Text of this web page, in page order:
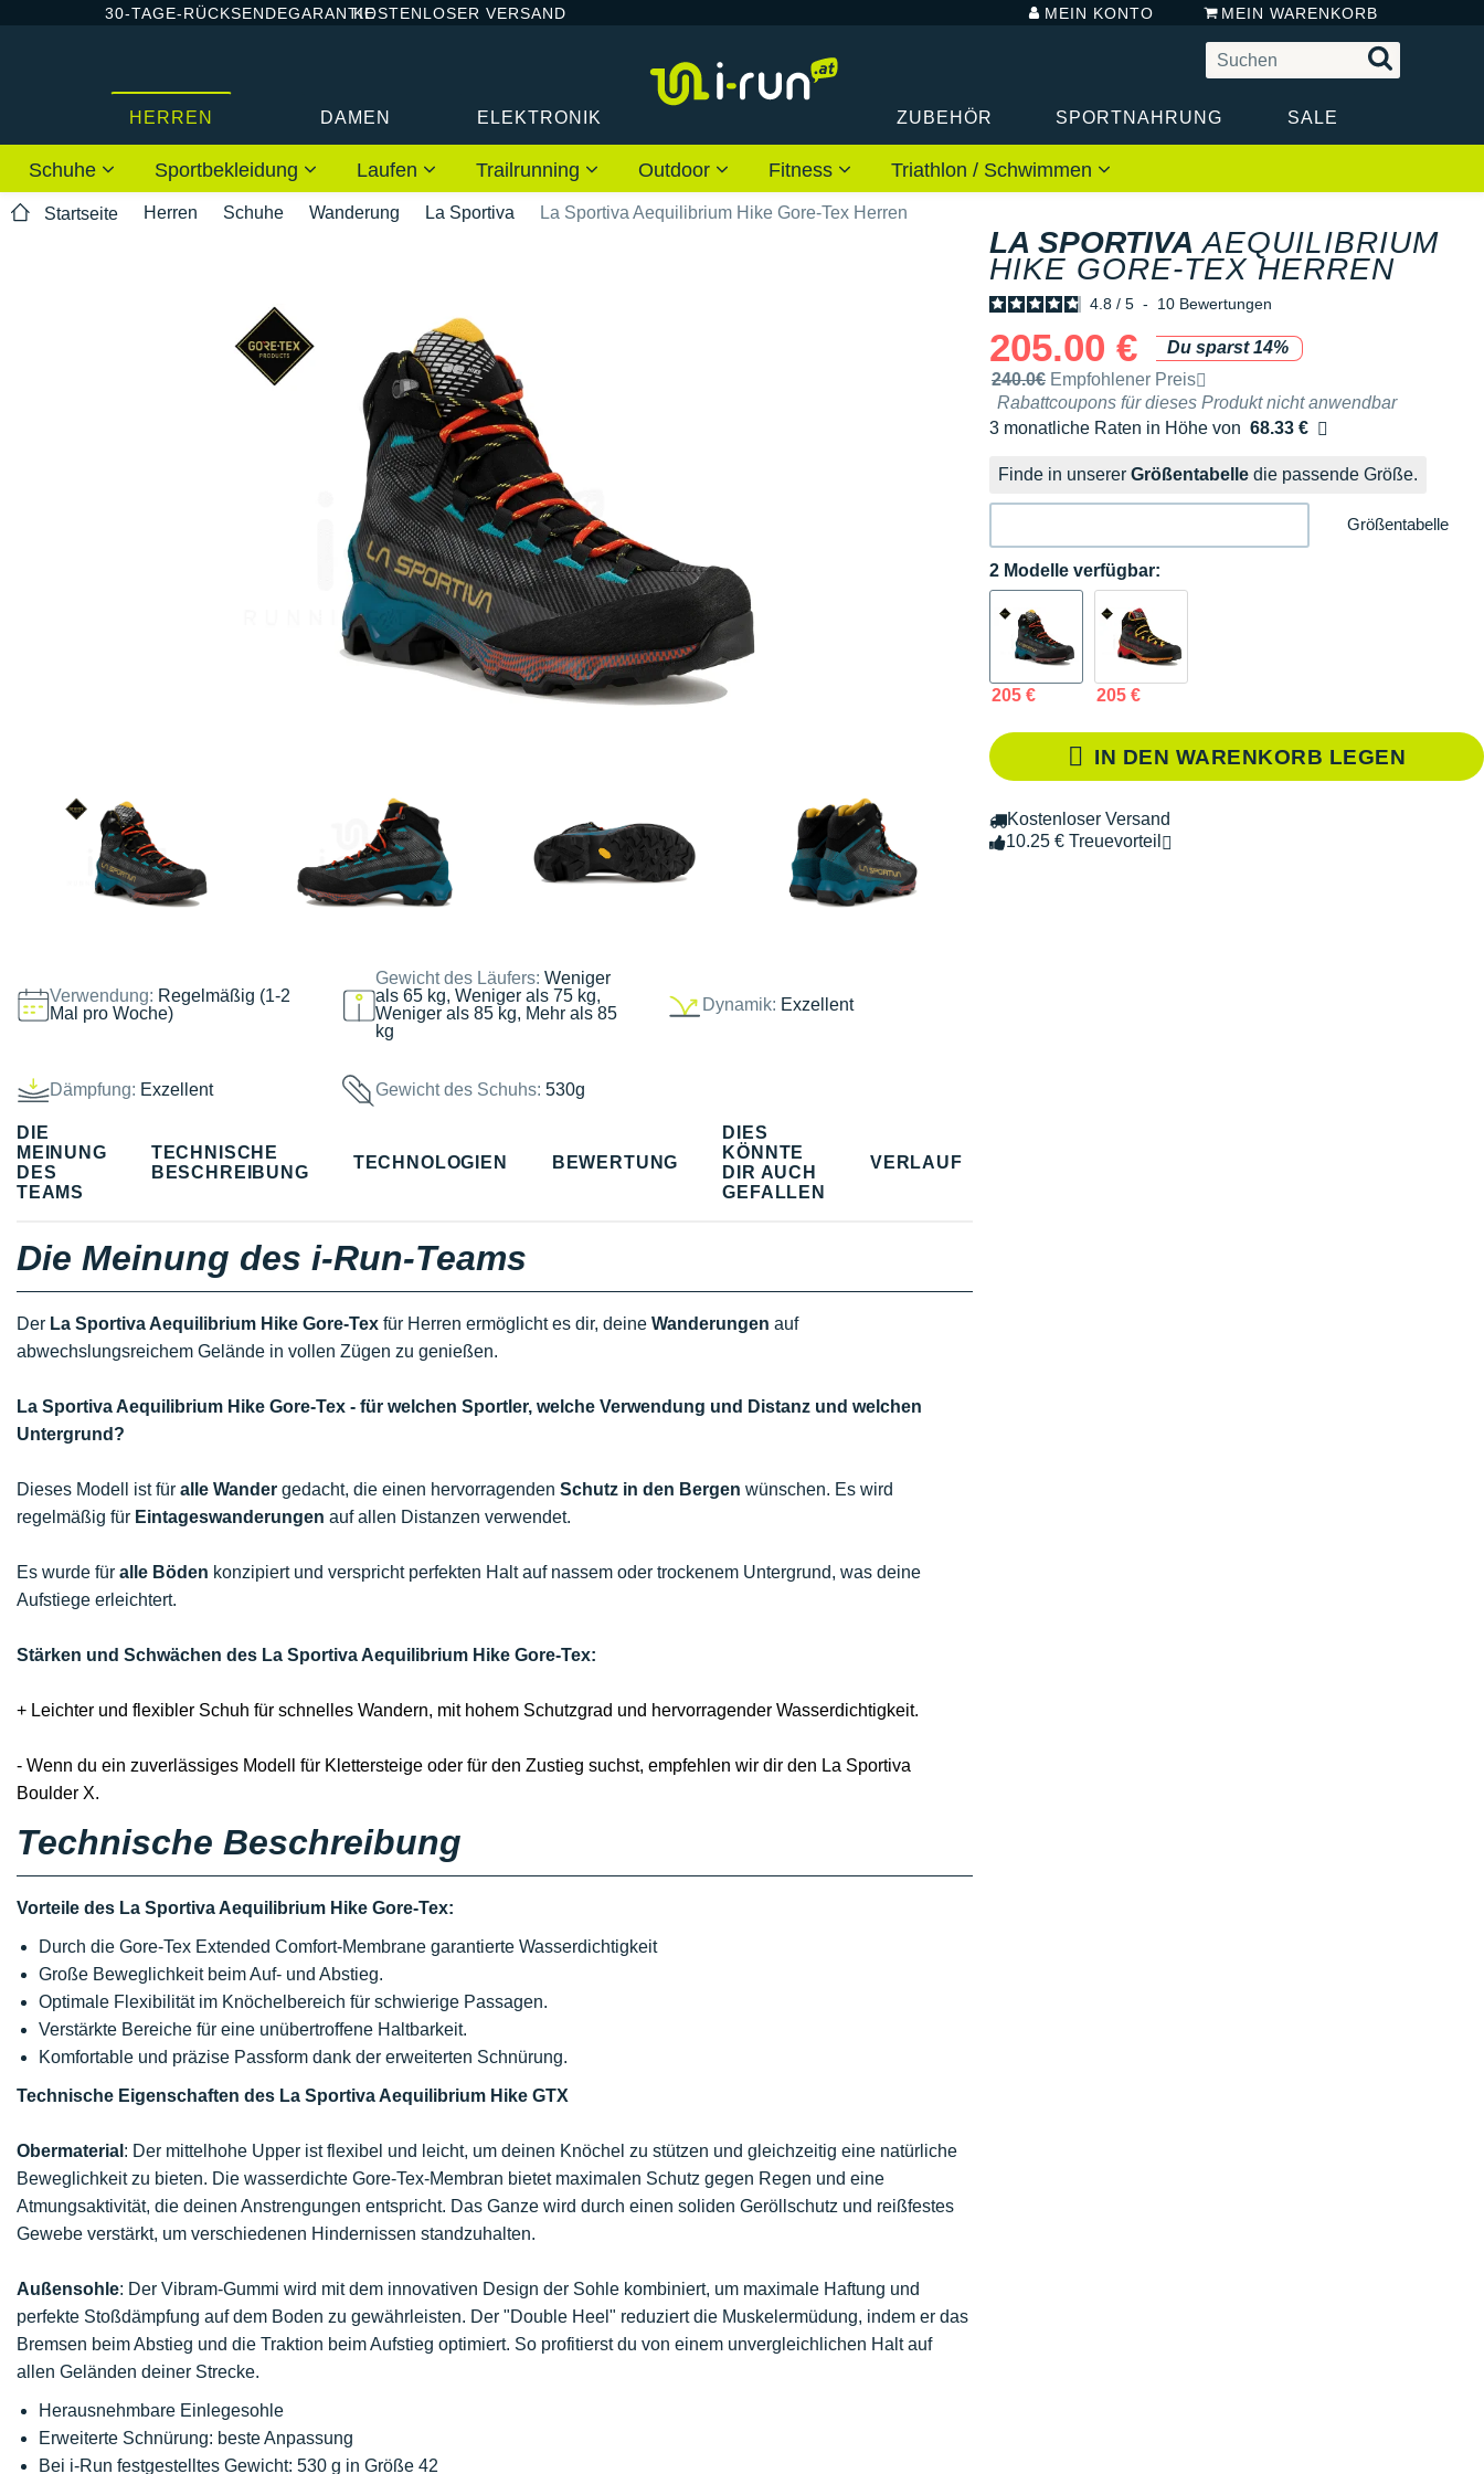
30-TAGE-RÜCKSENDEGARANTIEKOSTENLOSER VERSAND MEIN KONTO MEIN WARENKORB
HERREN DAMEN ELEKTRONIK ZUBEHÖR SPORTNAHRUNG SALE
Schuhe Sportbekleidung Laufen Trailrunning Outdoor Fitness Triathlon / Schwimmen
Startseite Herren Schuhe Wanderung La Sportiva La Sportiva Aequilibrium Hike Gore-Tex Herren
Verwendung: Regelmäßig (1-2
Mal pro Woche)
Gewicht des Läufers:Weniger
als 65 kg, Weniger als 75 kg,
Weniger als 85 kg, Mehr als 85
kg
Dynamik: Exzellent
Dämpfung: Exzellent Gewicht des Schuhs:530g
LA SPORTIVA AEQUILIBRIUM
HIKE GORE-TEX HERREN
4.8 / 5 - 10 Bewertungen
205.00 €
Du sparst 14%
Unverbindliche Preisempfehlung der Marke
240.0€ Empfohlener Preis
Rabattcoupons für dieses Produkt nicht anwendbar
3 monatliche Raten in Höhe von 68.33 €
Ohne Zusatzkosten
Finde in unserer Größentabelle die passende Größe.
Größentabelle
2 Modelle verfügbar:
205 € 205 €
IN DEN WARENKORB LEGEN
Kostenloser Versand
10.25 € Treuevorteil
DIE
MEINUNG
DES
TEAMS
TECHNISCHE
BESCHREIBUNG
TECHNOLOGIEN BEWERTUNG
DIES
KÖNNTE
DIR AUCH
GEFALLEN
VERLAUF
Die Meinung des i-Run-Teams
Der La Sportiva Aequilibrium Hike Gore-Tex für Herren ermöglicht es dir, deine Wanderungen auf
abwechslungsreichem Gelände in vollen Zügen zu genießen.
La Sportiva Aequilibrium Hike Gore-Tex - für welchen Sportler, welche Verwendung und Distanz und welchen
Untergrund?
Dieses Modell ist für alle Wander gedacht, die einen hervorragenden Schutz in den Bergen wünschen. Es wird
regelmäßig für Eintageswanderungen auf allen Distanzen verwendet.
Es wurde für alle Böden konzipiert und verspricht perfekten Halt auf nassem oder trockenem Untergrund, was deine
Aufstiege erleichtert.
Stärken und Schwächen des La Sportiva Aequilibrium Hike Gore-Tex:
+ Leichter und flexibler Schuh für schnelles Wandern, mit hohem Schutzgrad und hervorragender Wasserdichtigkeit.
- Wenn du ein zuverlässiges Modell für Klettersteige oder für den Zustieg suchst, empfehlen wir dir den La Sportiva
Boulder X.
Technische Beschreibung
Vorteile des La Sportiva Aequilibrium Hike Gore-Tex:
Durch die Gore-Tex Extended Comfort-Membrane garantierte Wasserdichtigkeit
Große Beweglichkeit beim Auf- und Abstieg.
Optimale Flexibilität im Knöchelbereich für schwierige Passagen.
Verstärkte Bereiche für eine unübertroffene Haltbarkeit.
Komfortable und präzise Passform dank der erweiterten Schnürung.
Technische Eigenschaften des La Sportiva Aequilibrium Hike GTX
Obermaterial : Der mittelhohe Upper ist flexibel und leicht, um deinen Knöchel zu stützen und gleichzeitig eine natürliche
Beweglichkeit zu bieten. Die wasserdichte Gore-Tex-Membran bietet maximalen Schutz gegen Regen und eine
Atmungsaktivität, die deinen Anstrengungen entspricht. Das Ganze wird durch einen soliden Geröllschutz und reißfestes
Gewebe verstärkt, um verschiedenen Hindernissen standzuhalten.
Außensohle: Der Vibram-Gummi wird mit dem innovativen Design der Sohle kombiniert, um maximale Haftung und
perfekte Stoßdämpfung auf dem Boden zu gewährleisten. Der "Double Heel" reduziert die Muskelermüdung, indem er das
Bremsen beim Abstieg und die Traktion beim Aufstieg optimiert. So profitierst du von einem unvergleichlichen Halt auf
allen Geländen deiner Strecke.
Herausnehmbare Einlegesohle
Erweiterte Schnürung: beste Anpassung
Bei i-Run festgestelltes Gewicht: 530 g in Größe 42